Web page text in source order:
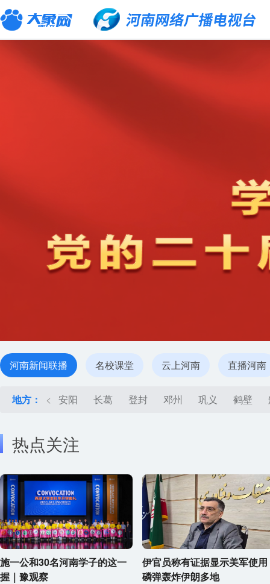
河南新闻联播 名校课堂 云上河南 直播河南
地方： < 安阳 长葛 登封 邓州 巩义 鹤壁
热点关注
施一公和30名河南学子的这一
握｜豫观察
伊官员称有证据显示美军使用
磷弹轰炸伊朗多地